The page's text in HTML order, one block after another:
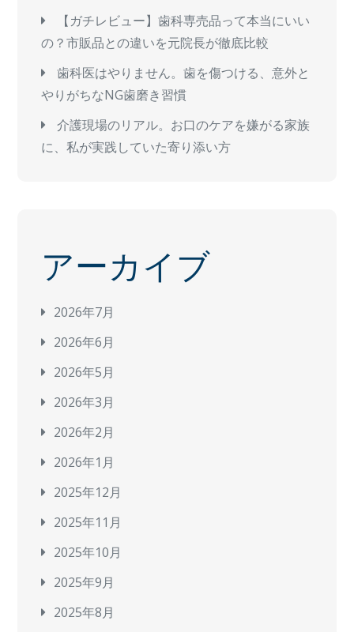
【ガチレビュー】歯科専売品って本当にいい
の？市販品との違いを元院長が徹底比較
歯科医はやりません。歯を傷つける、意外と
やりがちなNG歯磨き習慣
介護現場のリアル。お口のケアを嫌がる家族
に、私が実践していた寄り添い方
アーカイブ
2026年7月
2026年6月
2026年5月
2026年3月
2026年2月
2026年1月
2025年12月
2025年11月
2025年10月
2025年9月
2025年8月